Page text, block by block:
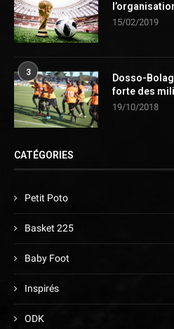
15/02/2019
3
Dosso-
forte des
19/10/2018
CATÉGORIES
Petit Poto
Basket 225
Baby Foot
Inspirés
ODK